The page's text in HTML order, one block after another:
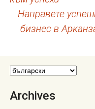
Направете
бизнес в
Archives